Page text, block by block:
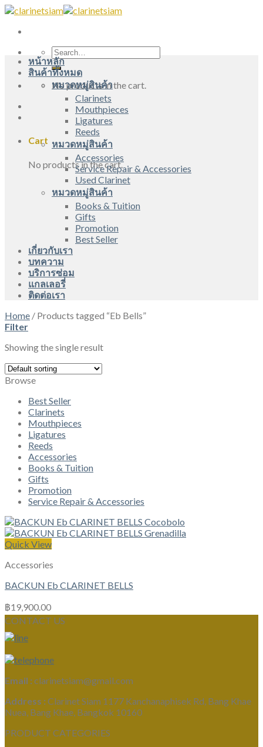
Skip
content
Search
for:
No products in the cart.
Cart
No products in the cart.
หน้าหลัก
สินค้าทั้งหมด
หมวดหมู่สินค้า
Clarinets
Mouthpieces
Ligatures
Reeds
หมวดหมู่สินค้า
Accessories
Service Repair & Accessories
Used Clarinet
หมวดหมู่สินค้า
Books & Tuition
Gifts
Promotion
Best Seller
เกี่ยวกับเรา
บทความ
บริการซ่อม
แกลเลอรี่
ติดต่อเรา
Home / Products tagged “Eb Bells”
Filter
Showing the single result
Browse
Best Seller
Clarinets
Mouthpieces
Ligatures
Reeds
Accessories
Books & Tuition
Gifts
Promotion
Service Repair & Accessories
Quick View
Accessories
BACKUN Eb CLARINET BELLS
฿19,900.00
CONTACT US
Email : clarinetsiam@gmail.com
Address : Clarinet Siam 1177 Kanchanaphisek Rd, Bang Khae
Nuea, Bang Khae, Bangkok 10160
PRODUCT CATEGORIES